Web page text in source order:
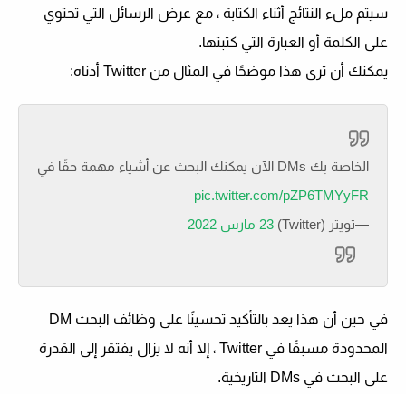
سيتم ملء النتائج أثناء الكتابة ، مع عرض الرسائل التي تحتوي
على الكلمة أو العبارة التي كتبتها.
يمكنك أن ترى هذا موضحًا في المثال من Twitter أدناه:
الآن يمكنك البحث عن أشياء مهمة حقًا في DMs الخاصة بك
pic.twitter.com/pZP6TMYyFR
—تويتر (Twitter)
23 مارس 2022
في حين أن هذا يعد بالتأكيد تحسينًا على وظائف البحث DM
المحدودة مسبقًا في Twitter ، إلا أنه لا يزال يفتقر إلى القدرة
على البحث في DMs التاريخية.